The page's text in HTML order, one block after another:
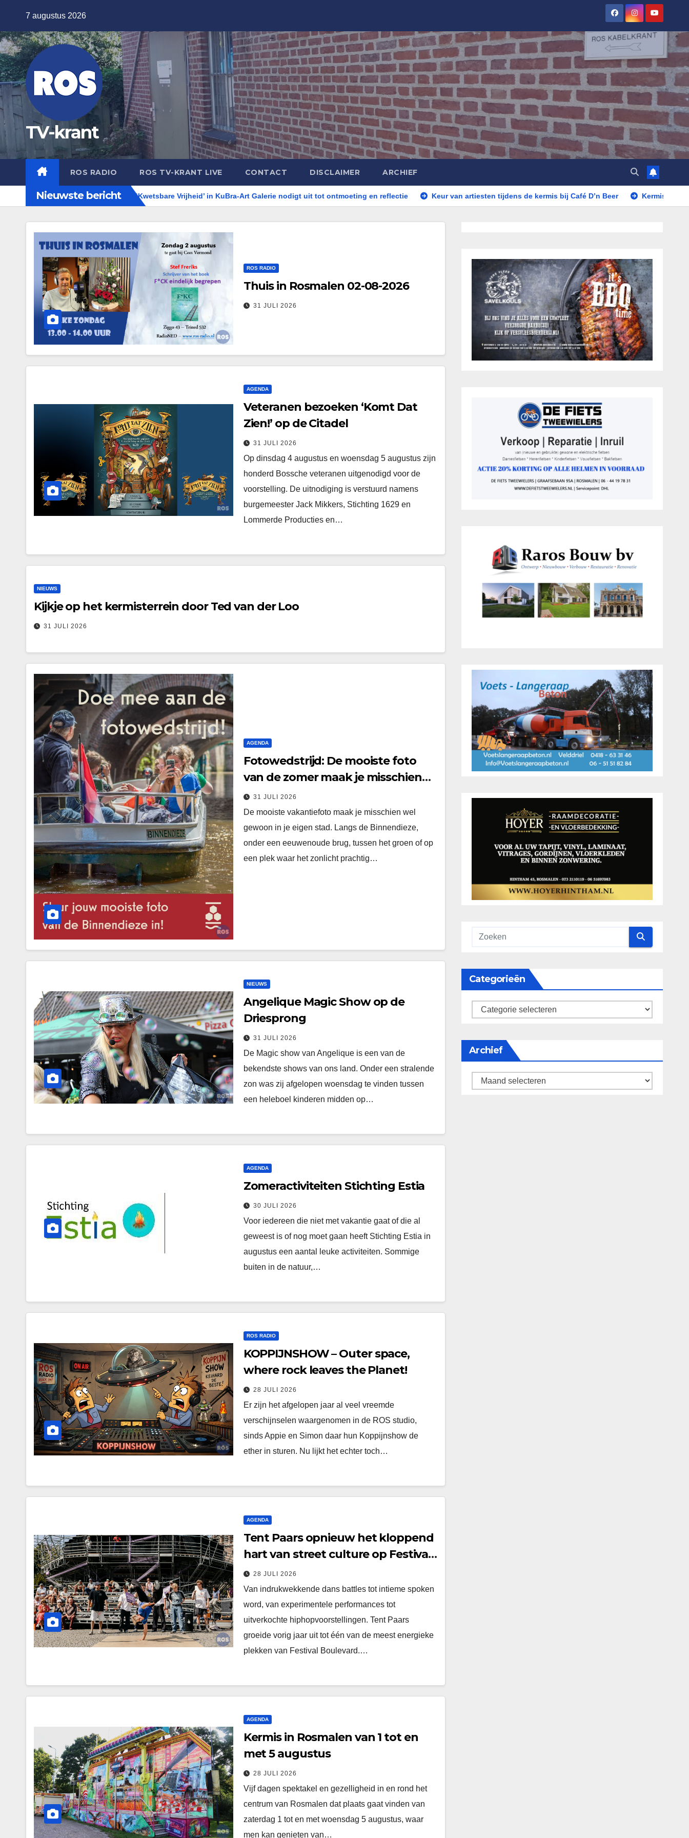
de
inhoud
7 augustus 2026
TV-krant
ROS RADIO ROS TV-KRANT LIVE CONTACT DISCLAIMER ARCHIEF
Nieuwste bericht
Expositie ‘Kwetsbare Vrijheid’ in KuBra-Art Galerie nodigt uit tot ontmoeting en reflectie Keur van artiesten tijdens de kermis bij Café D’n Beer Kermis Rosmalen in de
ROS RADIO
Thuis in Rosmalen 02-08-2026
31 JULI 2026
AGENDA
Veteranen bezoeken ‘Komt Dat
Zien!’ op de Citadel
31 JULI 2026
Op dinsdag 4 augustus en woensdag 5 augustus zijn
honderd Bossche veteranen uitgenodigd voor de
voorstelling. De uitnodiging is verstuurd namens
burgemeester Jack Mikkers, Stichting 1629 en
Lommerde Producties en…
NIEUWS
Kijkje op het kermisterrein door Ted van der Loo
31 JULI 2026
AGENDA
Fotowedstrijd: De mooiste foto
van de zomer maak je misschien
wel in ’s-Hertogenbosch
31 JULI 2026
De mooiste vakantiefoto maak je misschien wel
gewoon in je eigen stad. Langs de Binnendieze,
onder een eeuwenoude brug, tussen het groen of op
een plek waar het zonlicht prachtig…
NIEUWS
Angelique Magic Show op de
Driesprong
31 JULI 2026
De Magic show van Angelique is een van de
bekendste shows van ons land. Onder een stralende
zon was zij afgelopen woensdag te vinden tussen
een heleboel kinderen midden op…
AGENDA
Zomeractiviteiten Stichting Estia
30 JULI 2026
Voor iedereen die niet met vakantie gaat of die al
geweest is of nog moet gaan heeft Stichting Estia in
augustus een aantal leuke activiteiten. Sommige
buiten in de natuur,…
ROS RADIO
KOPPIJNSHOW – Outer space,
where rock leaves the Planet!
28 JULI 2026
Er zijn het afgelopen jaar al veel vreemde
verschijnselen waargenomen in de ROS studio,
sinds Appie en Simon daar hun Koppijnshow de
ether in sturen. Nu lijkt het echter toch…
AGENDA
Tent Paars opnieuw het kloppend
hart van street culture op Festival
Boulevard
28 JULI 2026
Van indrukwekkende dans battles tot intieme spoken
word, van experimentele performances tot
uitverkochte hiphopvoorstellingen. Tent Paars
groeide vorig jaar uit tot één van de meest energieke
plekken van Festival Boulevard.…
AGENDA
Kermis in Rosmalen van 1 tot en
met 5 augustus
28 JULI 2026
Vijf dagen spektakel en gezelligheid in en rond het
centrum van Rosmalen dat plaats gaat vinden van
zaterdag 1 tot en met woensdag 5 augustus, waar
men kan genieten van…
Categorieën
categorieën
Archief
Archief